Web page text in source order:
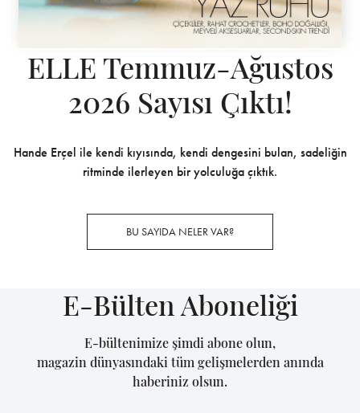
ELLE Temmuz-Ağustos
2026 Sayısı Çıktı!
Hande Erçel ile kendi kıyısında, kendi dengesini bulan, sadeliğin
ritminde ilerleyen bir yolculuğa çıktık.
BU SAYIDA NELER VAR?
E-Bülten Aboneliği
E-bültenimize şimdi abone olun,
magazin dünyasındaki tüm gelişmelerden anında
haberiniz olsun.